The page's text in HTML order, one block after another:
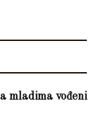
mladima vođeni